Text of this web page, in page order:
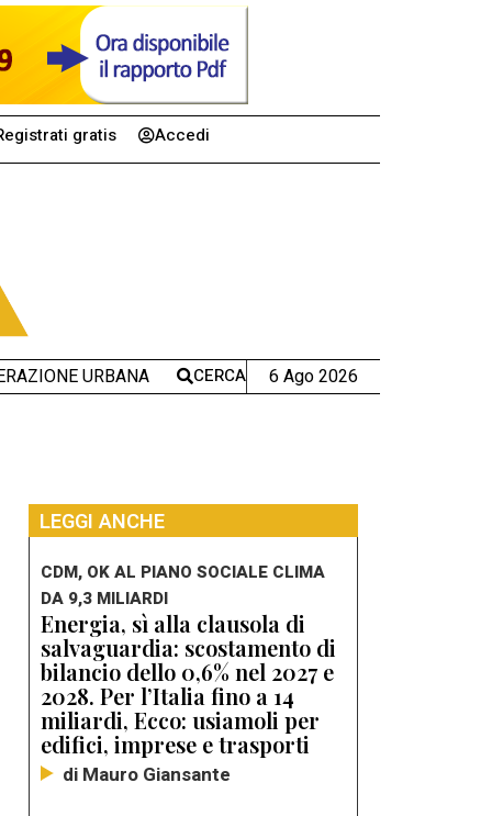
gratis Accedi
URBANA CERCA 6 Ago 2026
LEGGI ANCHE
CDM, OK AL PIANO SOCIALE CLIMA
DA 9,3 MILIARDI
Energia, sì alla clausola di
salvaguardia: scostamento di
bilancio dello 0,6% nel 2027 e
2028. Per l’Italia fino a 14
miliardi, Ecco: usiamoli per
edifici, imprese e trasporti
di Mauro Giansante